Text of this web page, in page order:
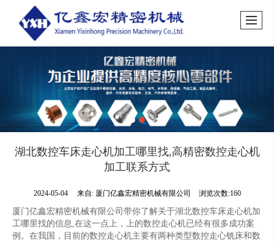
湖北数控车床走心机加工哪里找,高精密数控走心机
加工联系方式
2024-05-04 来自: 厦门亿鑫宏精密机械有限公司 浏览次数:160
厦门亿鑫宏精密机械有限公司带你了解关于湖北数控车床走心机加
工哪里找的信息,在这一点上，上的数控走心机已经有很多成功案
例。在我国，目前的数控走心机主要有两种类型数控走心铣床和数